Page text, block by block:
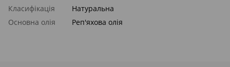
Класифікація
Натуральна
Основна олія
Реп'яхова олія